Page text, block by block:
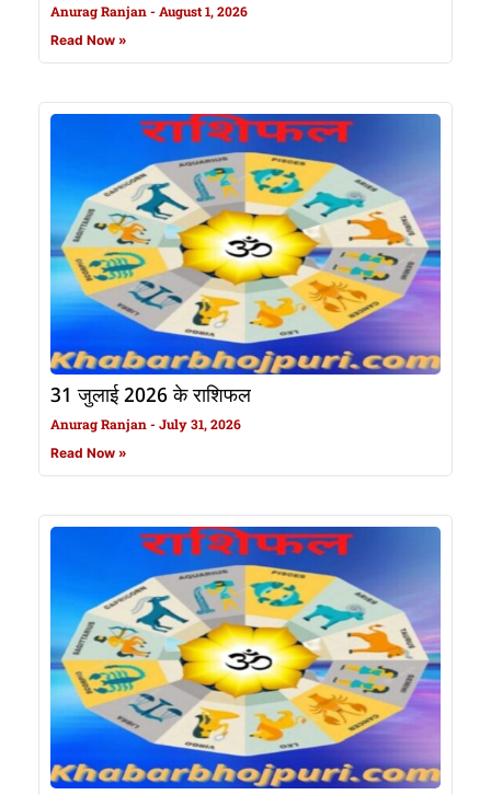
Anurag Ranjan August 1, 2026
Read Now »
31 जुलाई 2026 के राशिफल
Anurag Ranjan July 31, 2026
Read Now »